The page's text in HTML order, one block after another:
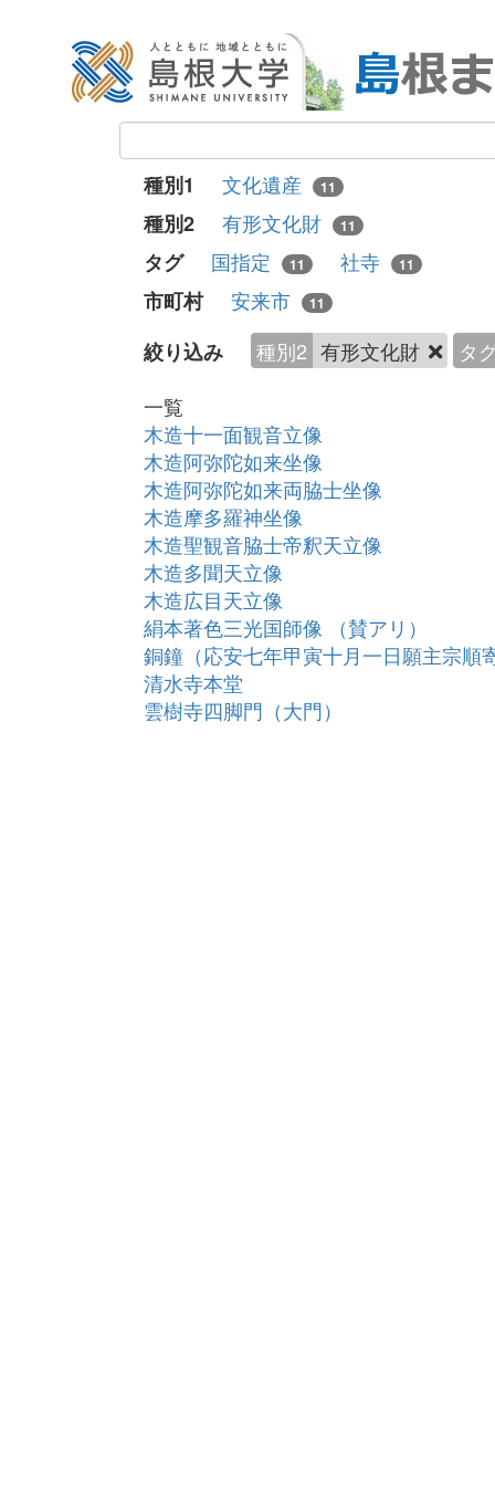
種別1 文化遺産 11
種別2 有形文化財 11
タグ 国指定 11 社寺 11
市町村 安来市 11
絞り込み 種別2 有形文化財
タ
一覧
木造十一面観音立像
木造阿弥陀如来坐像
木造阿弥陀如来両脇士坐像
木造摩多羅神坐像
木造聖観音脇士帝釈天立像
木造多聞天立像
木造広目天立像
絹本著色三光国師像 （賛アリ）
銅鐘（応安七年甲寅十月一日願主宗順
清水寺本堂
雲樹寺四脚門（大門）